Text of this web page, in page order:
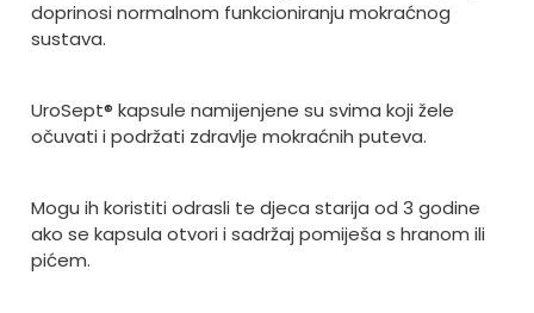
doprinosi normalnom funkcioniranju mokraćnog
sustava.
UroSept® kapsule namijenjene su svima koji žele
očuvati i podržati zdravlje mokraćnih puteva.
Mogu ih koristiti odrasli te djeca starija od 3 godine
ako se kapsula otvori i sadržaj pomiješa s hranom ili
pićem.